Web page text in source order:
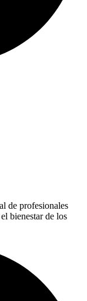
de profesionales
bienestar de los